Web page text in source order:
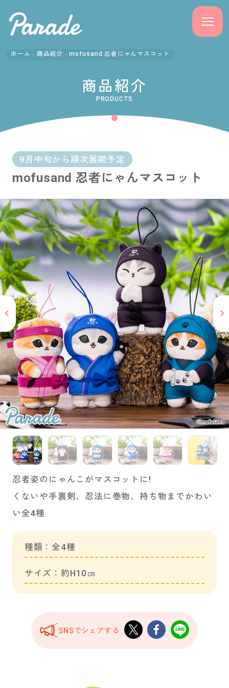
よくある質問
会社概要
採用情報
サポート
お問い合わせ
PRIZE 公式 X
PRIZE 公式 Instagram
CAPSULE TOY 公式 X
CAPSULE TOY 公式 Instagram
プライバシーポリシー
ホーム 商品紹介 mofusand 忍者にゃんマスコット
商品紹介
PRODUCTS
9月中旬から順次展開予定
mofusand 忍者にゃんマスコット
忍者姿のにゃんこがマスコットに!
くないや手裏剣、忍法に巻物、持ち物までかわい
い全4種
種類：全4種
サイズ：約H10㎝
SNSでシェアする